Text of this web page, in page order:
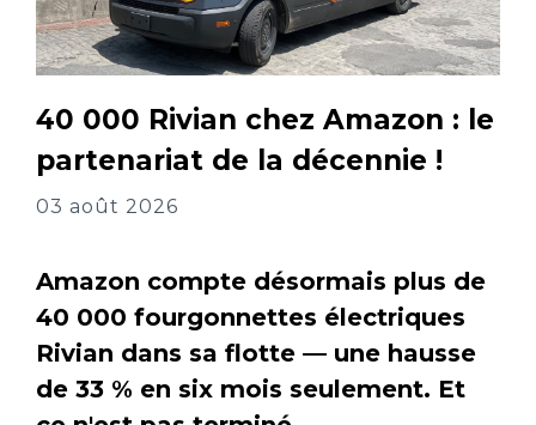
40 000 Rivian chez Amazon : le
partenariat de la décennie !
03 août 2026
Amazon compte désormais plus de
40 000 fourgonnettes électriques
Rivian dans sa flotte — une hausse
de 33 % en six mois seulement. Et